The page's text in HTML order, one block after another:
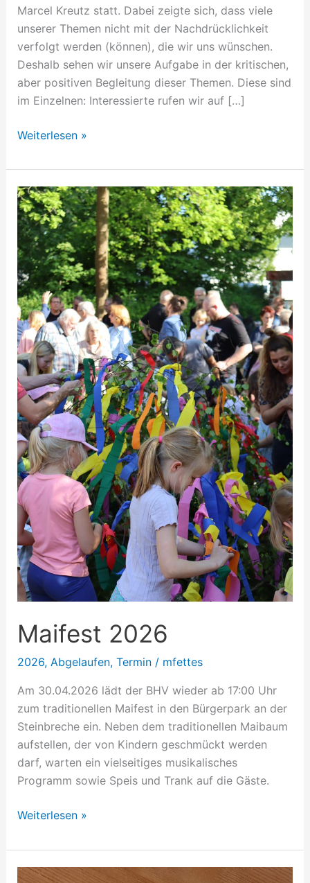
Marcel Kreutz statt. Dabei zeigte sich, dass viele
unserer Themen nicht mit der Nachdrücklichkeit
verfolgt werden (können), die wir uns wünschen.
Deshalb sehen wir unsere Aufgabe in der kritischen,
aber positiven Begleitung dieser Themen. Diese sind
im Einzelnen: Interessierte rufen wir auf […]
Weiterlesen »
Maifest 2026
2026, Abgelaufen, Termin/ mfettes
Am 30.04.2026 lädt der BHV wieder ab 17:00 Uhr
zum traditionellen Maifest in den Bürgerpark an der
Steinbreche ein. Neben dem traditionellen Maibaum
aufstellen, der von Kindern geschmückt werden
darf, warten ein vielseitiges musikalisches
Programm sowie Speis und Trank auf die Gäste.
Maifest
2026
Weiterlesen »
Klimaschutzbaum